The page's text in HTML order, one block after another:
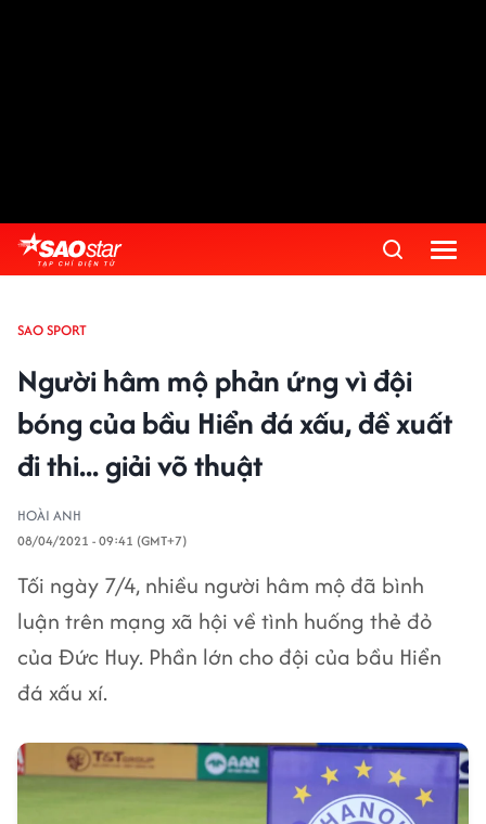
SAO SPORT
Người hâm mộ phản ứng vì đội
bóng của bầu Hiển đá xấu, đề xuất
đi thi... giải võ thuật
HOÀI ANH
08/04/2021 - 09:41 (GMT+7)
Tối ngày 7/4, nhiều người hâm mộ đã bình
luận trên mạng xã hội về tình huống thẻ đỏ
của Đức Huy. Phần lớn cho đội của bầu Hiển
đá xấu xí.